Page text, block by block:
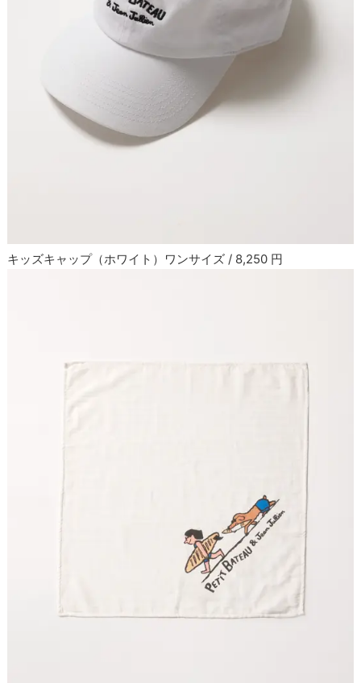
キッズキャップ（ホワイト）ワンサイズ / 8,250 円